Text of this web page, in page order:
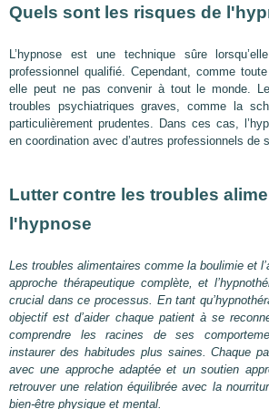
Quels sont les risques de
L’hypnose est une technique sûre
professionnel qualifié. Cependant, comme
elle peut ne pas convenir à tout le monde.
troubles psychiatriques graves, comme la
particulièrement prudentes. Dans ces cas,
en coordination avec d’autres professionnels de
Lutter contre les troubles
l'hypnose
Les troubles alimentaires comme la boulimie et
approche thérapeutique complète, et
crucial dans ce processus. En tant
objectif est d’aider chaque patient à se
comprendre les racines de ses
instaurer des habitudes plus saines. Chaque
avec une approche adaptée et un soutien
retrouver une relation équilibrée avec la
bien-être physique et mental.